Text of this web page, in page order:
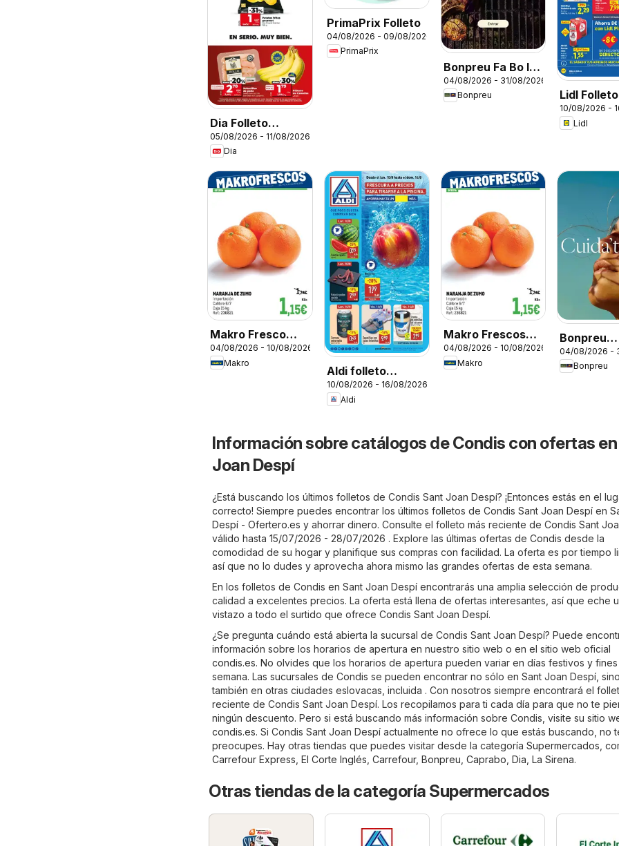
Dia Folleto
Market
05/08/2026 - 11/08/2026
Dia
PrimaPrix Folleto
04/08/2026 - 09/08/2026
PrimaPrix
Bonpreu Fa Bo I
Se'ns Nota
04/08/2026 - 31/08/2026
Bonpreu
Lidl Folleto
10/08/2026 -
Lidl
Makro Fresco
Península
04/08/2026 - 10/08/2026
Makro
Aldi folleto
Península
10/08/2026 - 16/08/2026
Aldi
Makro Frescos
Barajas - Elche
04/08/2026 - 10/08/2026
Makro
Bonpreu
04/08/2026 -
Bonpreu
Información sobre catálogos de Condis con ofertas
Joan Despí
¿Está buscando los últimos folletos de Condis Sant Joan Despí? ¡Entonces estás en el
correcto! Siempre puedes encontrar los últimos folletos de Condis Sant Joan Despí en
Despí - Ofertero.es y ahorrar dinero. Consulte el folleto más reciente de Condis Sant
válido hasta 15/07/2026 - 28/07/2026 . Explore las últimas ofertas de Condis desde la
comodidad de su hogar y planifique sus compras con facilidad. La oferta es por tiempo
así que no lo dudes y aprovecha ahora mismo las grandes ofertas de esta semana.
En los folletos de Condis en Sant Joan Despí encontrarás una amplia selección de
calidad a excelentes precios. La oferta está llena de ofertas interesantes, así que eche
vistazo a todo el surtido que ofrece Condis Sant Joan Despí.
¿Se pregunta cuándo está abierta la sucursal de Condis Sant Joan Despí? Puede
información sobre los horarios de apertura en nuestro sitio web o en el sitio web oficial
condis.es. No olvides que los horarios de apertura pueden variar en días festivos y
semana. Las sucursales de Condis se pueden encontrar no sólo en Sant Joan Despí,
también en otras ciudades eslovacas, incluida . Con nosotros siempre encontrará el
reciente de Condis Sant Joan Despí. Los recopilamos para ti cada día para que no te
ningún descuento. Pero si está buscando más información sobre Condis, visite su sitio
condis.es. Si Condis Sant Joan Despí actualmente no ofrece lo que estás buscando, no
preocupes. Hay otras tiendas que puedes visitar desde la categoría Supermercados ,
Carrefour Express El Corte Inglés Carrefour, Bonpreu Caprabo Dia La Sirena.
Otras tiendas de la categoría Supermercados